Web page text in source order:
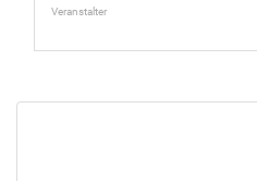
Veranstalter